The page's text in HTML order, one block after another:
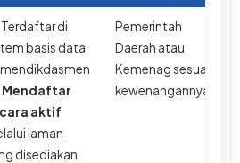
Terdaftar di
basis data
Mendaftar
aktif
laman
disediakan
Pemerintah
Daerah atau
Kemenag sesuai
kewenangannya